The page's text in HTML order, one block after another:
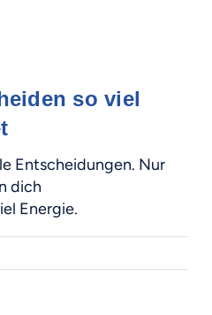
so viel
Entscheidungen. Nur
dich
Energie.